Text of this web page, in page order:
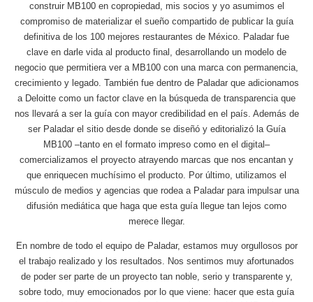
construir MB100 en copropiedad, mis socios y yo asumimos el
compromiso de materializar el sueño compartido de publicar la guía
definitiva de los 100 mejores restaurantes de México. Paladar fue
clave en darle vida al producto final, desarrollando un modelo de
negocio que permitiera ver a MB100 con una marca con permanencia,
crecimiento y legado. También fue dentro de Paladar que adicionamos
a Deloitte como un factor clave en la búsqueda de transparencia que
nos llevará a ser la guía con mayor credibilidad en el país. Además de
ser Paladar el sitio desde donde se diseñó y editorializó la Guía
MB100 –tanto en el formato impreso como en el digital–
comercializamos el proyecto atrayendo marcas que nos encantan y
que enriquecen muchísimo el producto. Por último, utilizamos el
músculo de medios y agencias que rodea a Paladar para impulsar una
difusión mediática que haga que esta guía llegue tan lejos como
merece llegar.
En nombre de todo el equipo de Paladar, estamos muy orgullosos por
el trabajo realizado y los resultados. Nos sentimos muy afortunados
de poder ser parte de un proyecto tan noble, serio y transparente y,
sobre todo, muy emocionados por lo que viene: hacer que esta guía